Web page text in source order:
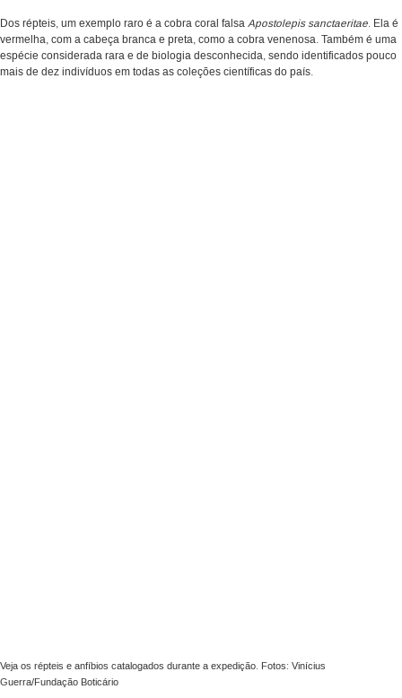
Dos répteis, um exemplo raro é a cobra coral falsa Apostolepis sanctaeritae. Ela é
vermelha, com a cabeça branca e preta, como a cobra venenosa. Também é uma
espécie considerada rara e de biologia desconhecida, sendo identificados pouco
mais de dez indivíduos em todas as coleções científicas do país.
Veja os répteis e anfíbios catalogados durante a expedição. Fotos: Vinícius
Guerra/Fundação Boticário